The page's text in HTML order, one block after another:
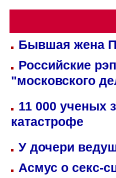
Бывшая жена
Российские
"московского
11 000 ученых
катастрофе
У дочери
Асмус о секс-